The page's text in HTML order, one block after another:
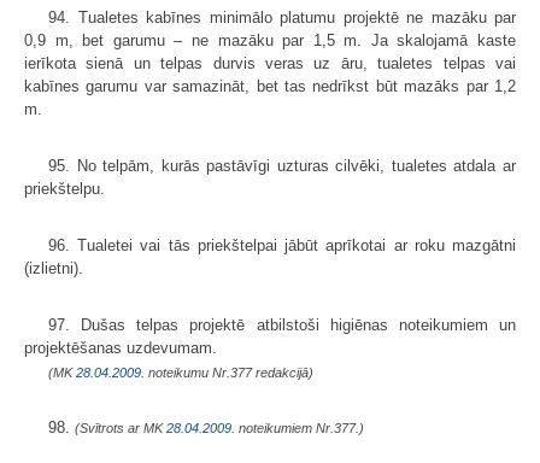
94. Tualetes kabīnes minimālo platumu projektē ne mazāku par
0,9 m, bet garumu – ne mazāku par 1,5 m. Ja skalojamā kaste
ierīkota sienā un telpas durvis veras uz āru, tualetes telpas vai
kabīnes garumu var samazināt, bet tas nedrīkst būt mazāks par 1,2
m.
95. No telpām, kurās pastāvīgi uzturas cilvēki, tualetes atdala ar
priekštelpu.
96. Tualetei vai tās priekštelpai jābūt aprīkotai ar roku mazgātni
(izlietni).
97. Dušas telpas projektē atbilstoši higiēnas noteikumiem un
projektēšanas uzdevumam.
(MK28.04.2009. noteikumu Nr.377 redakcijā)
98. (Svītrots ar MK28.04.2009. noteikumiem Nr.377.)